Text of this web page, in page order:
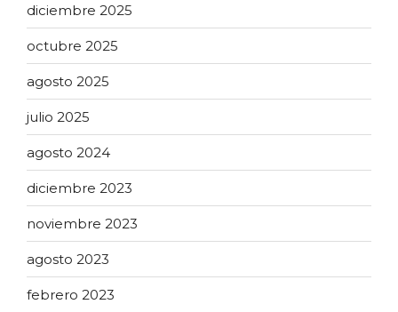
diciembre 2025
octubre 2025
agosto 2025
julio 2025
agosto 2024
diciembre 2023
noviembre 2023
agosto 2023
febrero 2023